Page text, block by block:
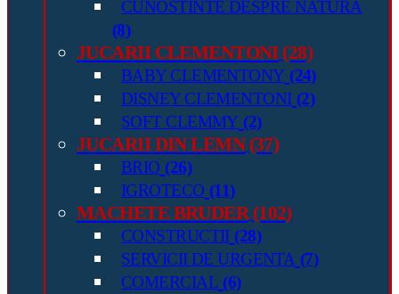
CUNOSTINTE DESPRE NATURA
(8)
JUCARII CLEMENTONI (28)
BABY CLEMENTONY (24)
DISNEY CLEMENTONI (2)
SOFT CLEMMY (2)
JUCARII DIN LEMN (37)
BRIO (26)
IGROTECO (11)
MACHETE BRUDER (102)
CONSTRUCTII (28)
SERVICII DE URGENTA (7)
COMERCIAL (6)